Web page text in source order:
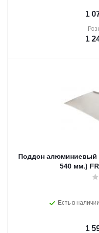
1
1
Поддон алюминиевый
540 мм.)
Есть в
1